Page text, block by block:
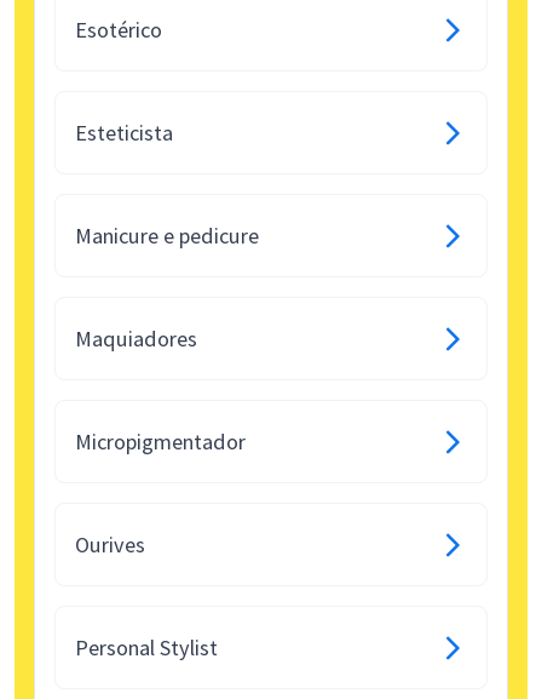
Esotérico
Esteticista
Manicure e pedicure
Maquiadores
Micropigmentador
Ourives
Personal Stylist